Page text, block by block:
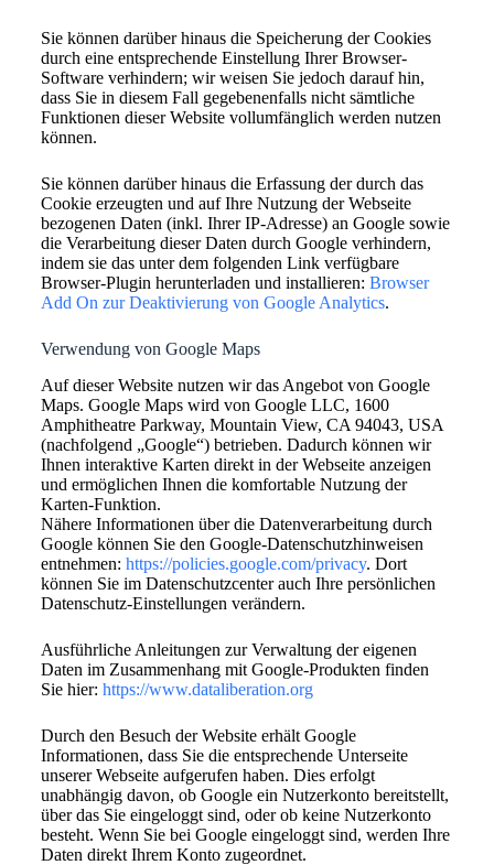
Sie können darüber hinaus die Speicherung der Cookies
durch eine entsprechende Einstellung Ihrer Browser-
Software verhindern; wir weisen Sie jedoch darauf hin,
dass Sie in diesem Fall gegebenenfalls nicht sämtliche
Funktionen dieser Website vollumfänglich werden nutzen
können.
Sie können darüber hinaus die Erfassung der durch das
Cookie erzeugten und auf Ihre Nutzung der Webseite
bezogenen Daten (inkl. Ihrer IP-Adresse) an Google sowie
die Verarbeitung dieser Daten durch Google verhindern,
indem sie das unter dem folgenden Link verfügbare
Browser-Plugin herunterladen und installieren: Browser
Add On zur Deaktivierung von Google Analytics.
Verwendung von Google Maps
Auf dieser Website nutzen wir das Angebot von Google
Maps. Google Maps wird von Google LLC, 1600
Amphitheatre Parkway, Mountain View, CA 94043, USA
(nachfolgend „Google“) betrieben. Dadurch können wir
Ihnen interaktive Karten direkt in der Webseite anzeigen
und ermöglichen Ihnen die komfortable Nutzung der
Karten-Funktion.
Nähere Informationen über die Datenverarbeitung durch
Google können Sie den Google-Datenschutzhinweisen
entnehmen: https://policies.google.com/privacy. Dort
können Sie im Datenschutzcenter auch Ihre persönlichen
Datenschutz-Einstellungen verändern.
Ausführliche Anleitungen zur Verwaltung der eigenen
Daten im Zusammenhang mit Google-Produkten finden
Sie hier: https://www.dataliberation.org
Durch den Besuch der Website erhält Google
Informationen, dass Sie die entsprechende Unterseite
unserer Webseite aufgerufen haben. Dies erfolgt
unabhängig davon, ob Google ein Nutzerkonto bereitstellt,
über das Sie eingeloggt sind, oder ob keine Nutzerkonto
besteht. Wenn Sie bei Google eingeloggt sind, werden Ihre
Daten direkt Ihrem Konto zugeordnet.